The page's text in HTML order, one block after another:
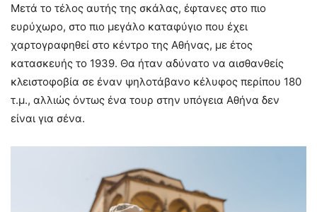
Μετά το τέλος αυτής της σκάλας, έφτανες στο πιο
ευρύχωρο, στο πιο μεγάλο καταφύγιο που έχει
χαρτογραφηθεί στο κέντρο της Αθήνας, με έτος
κατασκευής το 1939. Θα ήταν αδύνατο να αισθανθείς
κλειστοφοβία σε έναν ψηλοτάβανο κέλυφος περίπου 180
τ.μ., αλλιώς όντως ένα τουρ στην υπόγεια Αθήνα δεν
είναι για σένα.